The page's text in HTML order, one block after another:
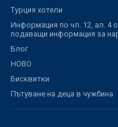
Турция хотели
Информация по чл. 12, ал. 4
подаващи информация за
Блог
НОВО
Бисквитки
Пътуване на деца в чужбина